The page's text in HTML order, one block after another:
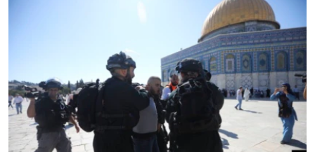
ຊຸມຊົນຊາວລາວ
ວິທະຍາສາດ-ເທັກໂນໂລຈີ
ທຸລະກິດ